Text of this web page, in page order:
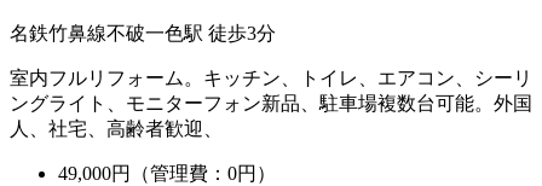
名鉄竹鼻線不破一色駅 徒歩3分
室内フルリフォーム。キッチン、トイレ、エアコン、シーリ
ングライト、モニターフォン新品、駐車場複数台可能。外国
人、社宅、高齢者歓迎、
49,000円（管理費：0円）